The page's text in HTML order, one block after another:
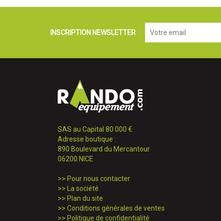
INSCRIPTION NEWSLETTER
SAS au Capital 80 000 €
Adresse boutique :
890 Boulevard du Mercantour
06200 NICE
>> Pour nous contacter
>>
La société
>> Plan du site
>> Conditions générales de ventes
>> Politique de confidentialité